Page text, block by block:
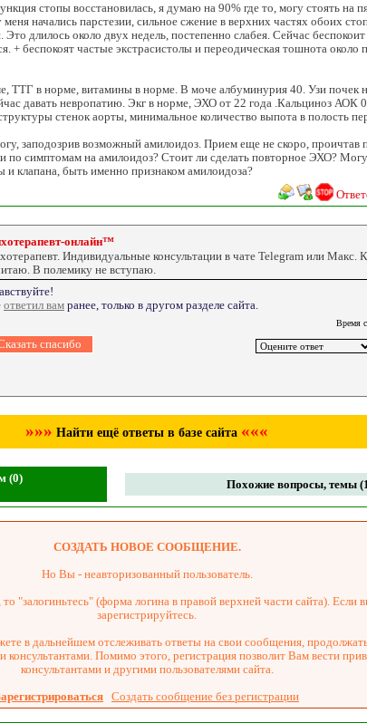
стопы восстановилась, я думаю на 90% где то, могу стоять на
меня начались парстезии, сильное сжение в верхних частях обоих
Это длилось около двух недель, постепенно слабея. Сейчас
+ беспокоят частые экстрасистолы и переодическая тошнота около
ТТГ в норме, витамины в норме. В моче албуминурия 40. Узи почек
давать невропатию. Экг в норме, ЭХО от 22 года .Кальциноз АОК
стенок аорты, минимальное количество выпота в полость
заподозрив возможный амилоидоз. Прием еще не скоро, проичтав
по симптомам на амилоидоз? Стоит ли сделать повторное ЭХО?
клапана, быть именно признаком амилоидоза?
онлайн™
Индивидуальные консультации в чате Telegram или Макс.
В полемику не вступаю.
ответил вам ранее, только в другом разделе сайта.
Время
»»» Найти ещё ответы в базе сайта «««
(0) Похожие вопросы, темы
СОЗДАТЬ НОВОЕ СООБЩЕНИЕ.
Но Вы - неавторизованный пользователь.
"залогиньтесь" (форма логина в правой верхней части сайта). Если
зарегистрируйтесь.
в дальнейшем отслеживать ответы на свои сообщения,
консультантами. Помимо этого, регистрация позволит Вам вести
консультантами и другими пользователями сайта.
Создать сообщение без регистрации